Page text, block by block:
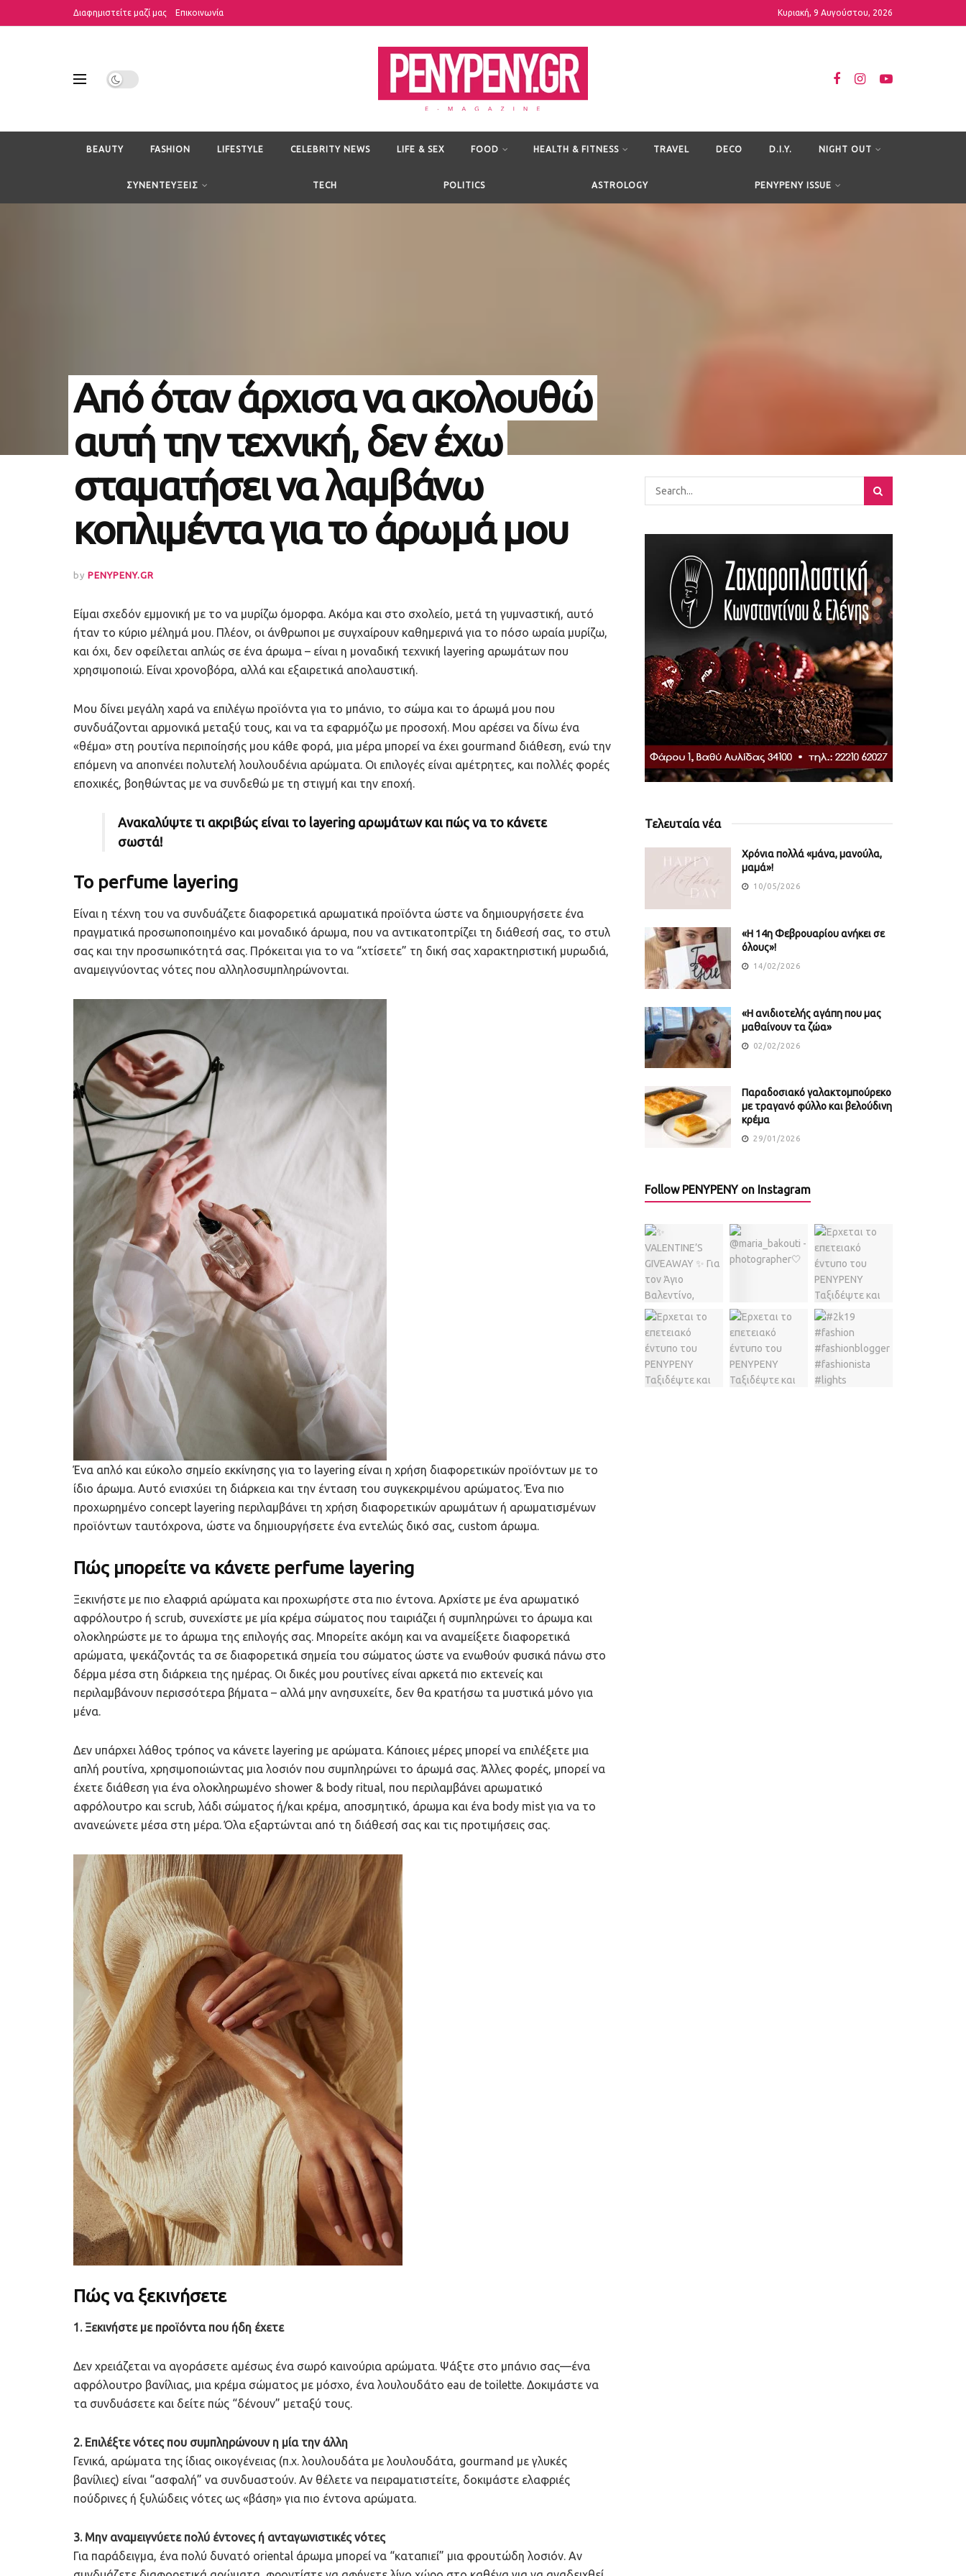
Διαφημιστείτε μαζί μας Επικοινωνία Κυριακή, 9 Αυγούστου, 2026
BEAUTY FASHION LIFESTYLE CELEBRITY NEWS LIFE & SEX FOOD HEALTH & FITNESS TRAVEL DECO D.I.Y. NIGHT OUT
ΣΥΝΕΝΤΕΥΞΕΙΣ TECH POLITICS ASTROLOGY PENYPENY ISSUE
Από όταν άρχισα να ακολουθώ
αυτή την τεχνική, δεν έχω
σταματήσει να λαμβάνω
κοπλιμέντα για το άρωμά μου
by PENYPENY.GR
Είμαι σχεδόν εμμονική με το να μυρίζω όμορφα. Ακόμα και στο σχολείο, μετά τη γυμναστική, αυτό
ήταν το κύριο μέλημά μου. Πλέον, οι άνθρωποι με συγχαίρουν καθημερινά για το πόσο ωραία μυρίζω,
και όχι, δεν οφείλεται απλώς σε ένα άρωμα – είναι η μοναδική τεχνική layering αρωμάτων που
χρησιμοποιώ. Είναι χρονοβόρα, αλλά και εξαιρετικά απολαυστική.
Μου δίνει μεγάλη χαρά να επιλέγω προϊόντα για το μπάνιο, το σώμα και το άρωμά μου που
συνδυάζονται αρμονικά μεταξύ τους, και να τα εφαρμόζω με προσοχή. Μου αρέσει να δίνω ένα
«θέμα» στη ρουτίνα περιποίησής μου κάθε φορά, μια μέρα μπορεί να έχει gourmand διάθεση, ενώ την
επόμενη να αποπνέει πολυτελή λουλουδένια αρώματα. Οι επιλογές είναι αμέτρητες, και πολλές φορές
εποχικές, βοηθώντας με να συνδεθώ με τη στιγμή και την εποχή.
Ανακαλύψτε τι ακριβώς είναι το layering αρωμάτων και πώς να το κάνετε
σωστά!
Το perfume layering
Είναι η τέχνη του να συνδυάζετε διαφορετικά αρωματικά προϊόντα ώστε να δημιουργήσετε ένα
πραγματικά προσωποποιημένο και μοναδικό άρωμα, που να αντικατοπτρίζει τη διάθεσή σας, το στυλ
σας και την προσωπικότητά σας. Πρόκειται για το να “χτίσετε” τη δική σας χαρακτηριστική μυρωδιά,
αναμειγνύοντας νότες που αλληλοσυμπληρώνονται.
Ένα απλό και εύκολο σημείο εκκίνησης για το layering είναι η χρήση διαφορετικών προϊόντων με το
ίδιο άρωμα. Αυτό ενισχύει τη διάρκεια και την ένταση του συγκεκριμένου αρώματος. Ένα πιο
προχωρημένο concept layering περιλαμβάνει τη χρήση διαφορετικών αρωμάτων ή αρωματισμένων
προϊόντων ταυτόχρονα, ώστε να δημιουργήσετε ένα εντελώς δικό σας, custom άρωμα.
Πώς μπορείτε να κάνετε perfume layering
Ξεκινήστε με πιο ελαφριά αρώματα και προχωρήστε στα πιο έντονα. Αρχίστε με ένα αρωματικό
αφρόλουτρο ή scrub, συνεχίστε με μία κρέμα σώματος που ταιριάζει ή συμπληρώνει το άρωμα και
ολοκληρώστε με το άρωμα της επιλογής σας. Μπορείτε ακόμη και να αναμείξετε διαφορετικά
αρώματα, ψεκάζοντάς τα σε διαφορετικά σημεία του σώματος ώστε να ενωθούν φυσικά πάνω στο
δέρμα μέσα στη διάρκεια της ημέρας. Οι δικές μου ρουτίνες είναι αρκετά πιο εκτενείς και
περιλαμβάνουν περισσότερα βήματα – αλλά μην ανησυχείτε, δεν θα κρατήσω τα μυστικά μόνο για
μένα.
Δεν υπάρχει λάθος τρόπος να κάνετε layering με αρώματα. Kάποιες μέρες μπορεί να επιλέξετε μια
απλή ρουτίνα, χρησιμοποιώντας μια λοσιόν που συμπληρώνει το άρωμά σας. Άλλες φορές, μπορεί να
έχετε διάθεση για ένα ολοκληρωμένο shower & body ritual, που περιλαμβάνει αρωματικό
αφρόλουτρο και scrub, λάδι σώματος ή/και κρέμα, αποσμητικό, άρωμα και ένα body mist για να το
ανανεώνετε μέσα στη μέρα. Όλα εξαρτώνται από τη διάθεσή σας και τις προτιμήσεις σας.
Πώς να ξεκινήσετε
1. Ξεκινήστε με προϊόντα που ήδη έχετε
Δεν χρειάζεται να αγοράσετε αμέσως ένα σωρό καινούρια αρώματα. Ψάξτε στο μπάνιο σας—ένα
αφρόλουτρο βανίλιας, μια κρέμα σώματος με μόσχο, ένα λουλουδάτο eau de toilette. Δοκιμάστε να
τα συνδυάσετε και δείτε πώς “δένουν” μεταξύ τους.
2. Επιλέξτε νότες που συμπληρώνουν η μία την άλλη
Γενικά, αρώματα της ίδιας οικογένειας (π.χ. λουλουδάτα με λουλουδάτα, gourmand με γλυκές
βανίλιες) είναι “ασφαλή” να συνδυαστούν. Αν θέλετε να πειραματιστείτε, δοκιμάστε ελαφριές
πούδρινες ή ξυλώδεις νότες ως «βάση» για πιο έντονα αρώματα.
3. Μην αναμειγνύετε πολύ έντονες ή ανταγωνιστικές νότες
Για παράδειγμα, ένα πολύ δυνατό oriental άρωμα μπορεί να “καταπιεί” μια φρουτώδη λοσιόν. Αν
Τελευταία νέα
Χρόνια πολλά «μάνα, μανούλα,
μαμά»!
10/05/2026
«Η 14η Φεβρουαρίου ανήκει σε
όλους»!
14/02/2026
«Η ανιδιοτελής αγάπη που μας
μαθαίνουν τα ζώα»
02/02/2026
Παραδοσιακό γαλακτομπούρεκο
με τραγανό φύλλο και βελούδινη
κρέμα
29/01/2026
Follow PENYPENY on Instagram